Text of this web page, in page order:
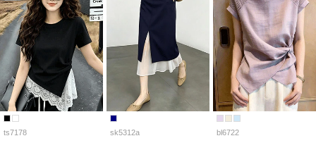
ts7178 sk5312a bl6722